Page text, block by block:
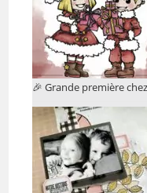
🎉 Grande première